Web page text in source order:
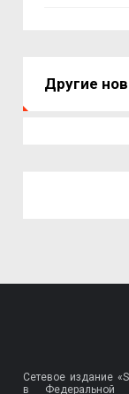
Другие
Сетевое издание
в